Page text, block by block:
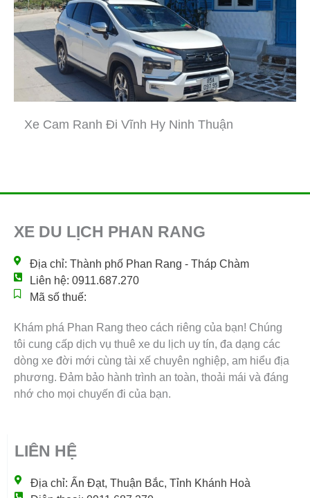
Xe Cam Ranh Đi Vĩnh Hy Ninh Thuận
XE DU LỊCH PHAN RANG
Địa chỉ: Thành phố Phan Rang - Tháp Chàm
Liên hệ: 0911.687.270
Mã số thuế:
Khám phá Phan Rang theo cách riêng của bạn! Chúng
tôi cung cấp dịch vụ thuê xe du lịch uy tín, đa dạng các
dòng xe đời mới cùng tài xế chuyên nghiệp, am hiểu địa
phương. Đảm bảo hành trình an toàn, thoải mái và đáng
nhớ cho mọi chuyến đi của bạn.
LIÊN HỆ
Địa chỉ: Ấn Đạt, Thuận Bắc, Tỉnh Khánh Hoà